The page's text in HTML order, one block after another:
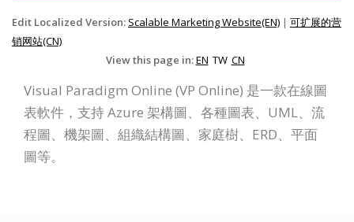
Edit Localized Version: Scalable Marketing Website(EN) | 可扩展的营
销网站(CN)
View this page in:EN TW CN
Visual Paradigm Online (VP Online) 是一款在線圖
表軟件，支持 Azure 架構圖、各種圖表、UML、流
程圖、機架圖、組織結構圖、家庭樹、ERD、平面
圖等。